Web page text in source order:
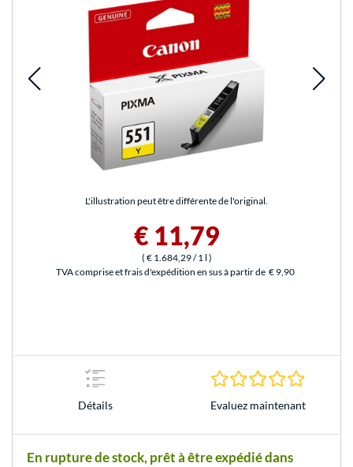
L'illustration peut être différente de l'original.
€ 11,79
( € 1.684,29/ 1 l )
TVA comprise et frais d'expédition en sus à partir de € 9,90
Détails Evaluez maintenant
En rupture de stock, prêt à être expédié dans